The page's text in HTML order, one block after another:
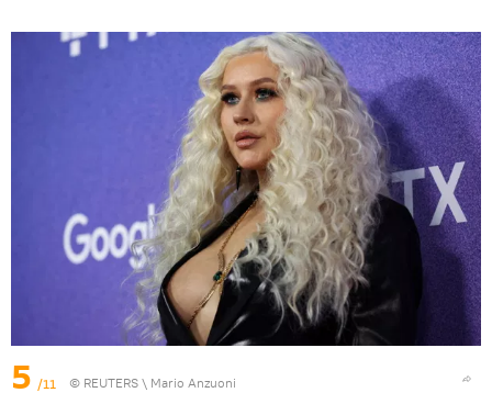
5 /11 © REUTERS \ Mario Anzuoni